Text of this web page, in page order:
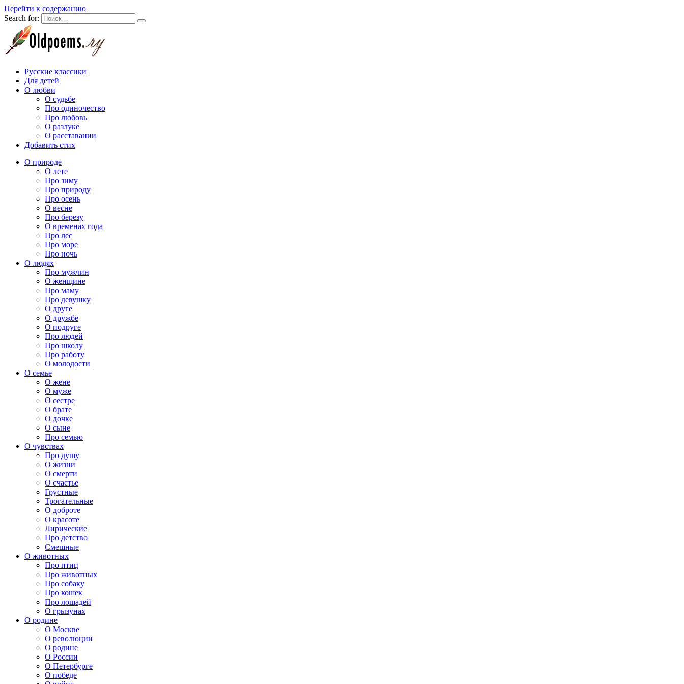
Перейти к содержанию
Search for:
Русские классики
Для детей
О любви
О судьбе
Про одиночество
Про любовь
О разлуке
О расставании
Добавить стих
О природе
О лете
Про зиму
Про природу
Про осень
О весне
Про березу
О временах года
Про лес
Про море
Про ночь
О людях
Про мужчин
О женщине
Про маму
Про девушку
О друге
О дружбе
О подруге
Про людей
Про школу
Про работу
О молодости
О семье
О жене
О муже
О сестре
О брате
О дочке
О сыне
Про семью
О чувствах
Про душу
О жизни
О смерти
О счастье
Грустные
Трогательные
О доброте
О красоте
Лирические
Про детство
Смешные
О животных
Про птиц
Про животных
Про собаку
Про кошек
Про лошадей
О грызунах
О родине
О Москве
О революции
О родине
О России
О Петербурге
О победе